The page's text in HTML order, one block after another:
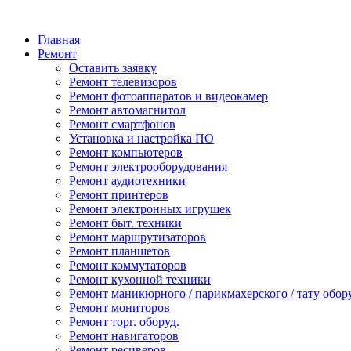
Главная
Ремонт
Оставить заявку
Ремонт телевизоров
Ремонт фотоаппаратов и видеокамер
Ремонт автомагнитол
Ремонт смартфонов
Установка и настройка ПО
Ремонт компьютеров
Ремонт электрооборудования
Ремонт аудиотехники
Ремонт принтеров
Ремонт электронных игрушек
Ремонт быт. техники
Ремонт маршрутизаторов
Ремонт планшетов
Ремонт коммутаторов
Ремонт кухонной техники
Ремонт маникюрного / парикмахерского / тату
Ремонт мониторов
Ремонт торг. оборуд.
Ремонт навигаторов